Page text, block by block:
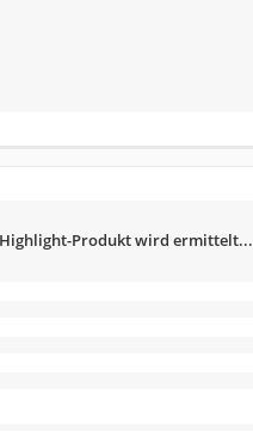
Produkt wird ermittelt...